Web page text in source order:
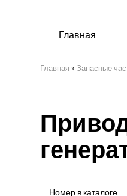
Главная
-
- Судовые
морского
Главная » Запасные
Номер в каталоге